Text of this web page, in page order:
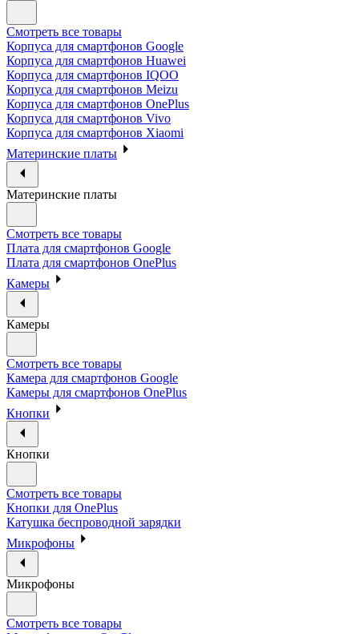
Смотреть все товары
Корпуса для смартфонов Google
Корпуса для смартфонов Huawei
Корпуса для смартфонов IQOO
Корпуса для смартфонов Meizu
Корпуса для смартфонов OnePlus
Корпуса для смартфонов Vivo
Корпуса для смартфонов Xiaomi
Материнские платы
Материнские платы
Смотреть все товары
Плата для смартфонов Google
Плата для смартфонов OnePlus
Камеры
Камеры
Смотреть все товары
Камера для смартфонов Google
Камеры для смартфонов OnePlus
Кнопки
Кнопки
Смотреть все товары
Кнопки для OnePlus
Катушка беспроводной зарядки
Микрофоны
Микрофоны
Смотреть все товары